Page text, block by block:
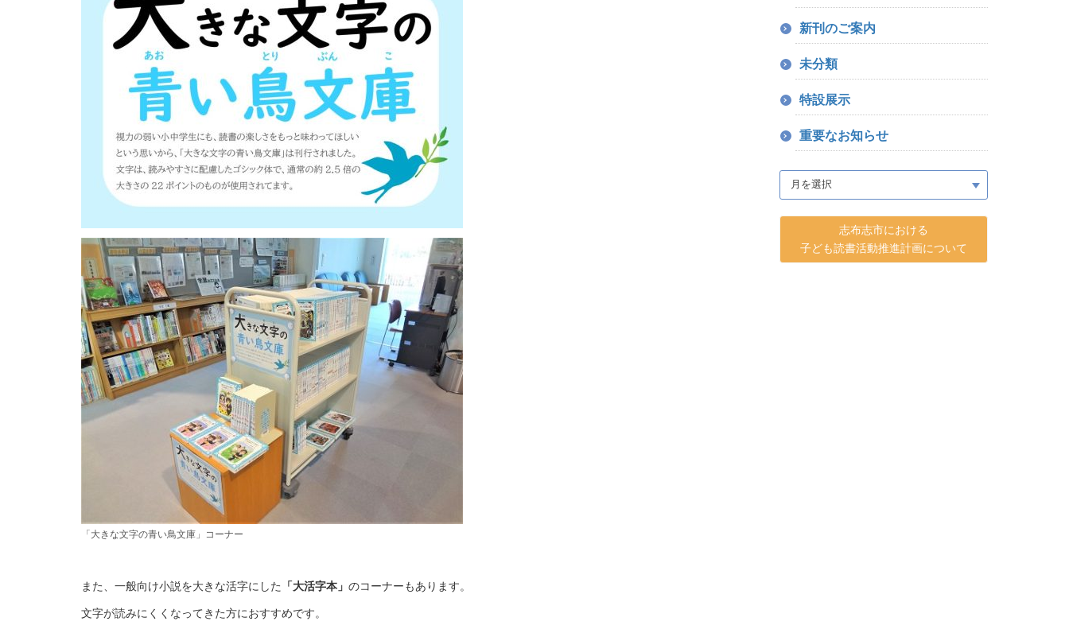
「大きな文字の青い鳥文庫」コーナー
また、一般向け小説を大きな活字にした 「大活字本」 のコーナーもあります。
文字が読みにくくなってきた方におすすめです。
新刊のご案内
未分類
特設展示
重要なお知らせ
志布志市における
子ども読書活動推進計画について